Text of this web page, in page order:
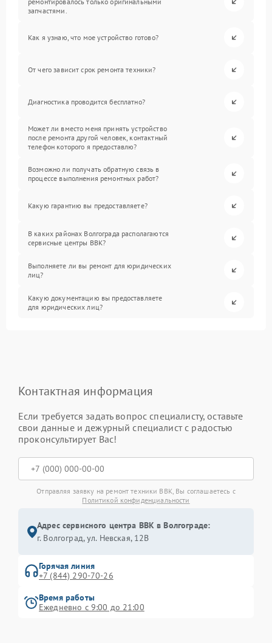
запчастями.
Как я узнаю, что мое устройство готово?
От чего зависит срок ремонта техники?
Диагностика проводится бесплатно?
Может ли вместо меня принять устройство
после ремонта другой человек, контактный
телефон которого я предоставлю?
Возможно ли получать обратную связь в
процессе выполнения ремонтных работ?
Какую гарантию вы предоставляете?
В каких районах Волгограда располагаются
сервисные центры BBK?
Выполняете ли вы ремонт для юридических
лиц?
Какую документацию вы предоставляете
для юридических лиц?
Контактная информация
Если требуется задать вопрос специалисту, оставьте
свои данные и дежурный специалист с радостью
проконсультирует Вас!
Отправляя заявку на ремонт техники BBK, Вы соглашаетесь с
Политикой конфиденциальности
Адрес сервисного центра BBK в Волгограде:
г. Волгоград, ул. Невская, 12В
Горячая линия
+7 (844) 290-70-26
Время работы
Ежедневно с 9:00 до 21:00